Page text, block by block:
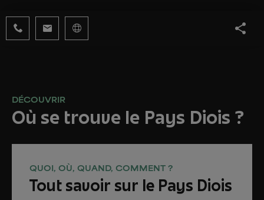
DÉCOUVRIR
Où se trouve le Pays Diois ?
QUOI, OÙ, QUAND, COMMENT ?
Tout savoir sur le Pays Diois